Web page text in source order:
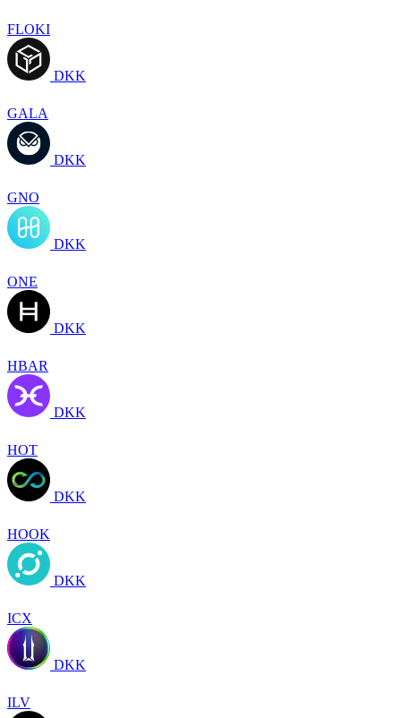
FLOKI
DKK
GALA
DKK
GNO
DKK
ONE
DKK
HBAR
DKK
HOT
DKK
HOOK
DKK
ICX
DKK
ILV